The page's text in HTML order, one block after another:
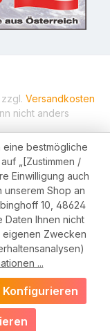
Versandkosten
nicht anders
vorbehalten. Shop
bestmögliche
„[Zustimmen /
Einwilligung auch
Shop an
10, 48624
Ihnen nicht
Zwecken
...
Konfigurieren